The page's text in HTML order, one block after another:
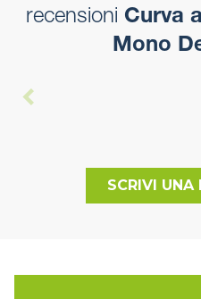
recensioni Curva
Mono
SCRIVI UNA